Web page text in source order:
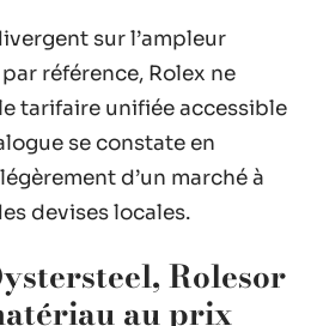
sur l’ampleur
référence, Rolex ne
tarifaire unifiée accessible
se constate en
d’un marché à
devises locales.
Rolesor
au prix